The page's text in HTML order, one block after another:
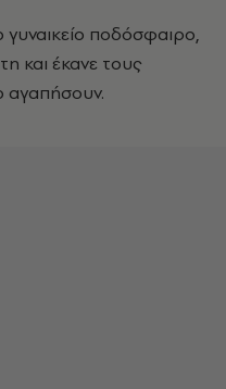
γυναικείο ποδόσφαιρο,
και έκανε τους
αγαπήσουν.